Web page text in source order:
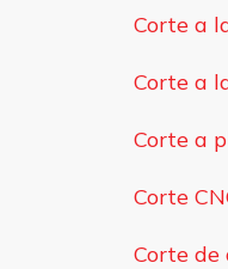
Corte a
Corte a
Corte a
Corte
Corte de